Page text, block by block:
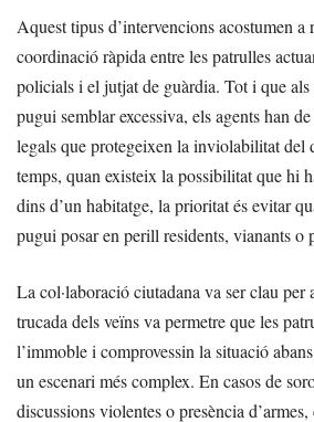
Aquest tipus d’intervencions acostumen a
coordinació ràpida entre les patrulles
policials i el jutjat de guàrdia. Tot i que als
pugui semblar excessiva, els agents han
legals que protegeixen la inviolabilitat
temps, quan existeix la possibilitat que hi
dins d’un habitatge, la prioritat és evitar
pugui posar en perill residents, vianants o
La col·laboració ciutadana va ser clau per
trucada dels veïns va permetre que les
l’immoble i comprovessin la situació
un escenari més complex. En casos de
discussions violentes o presència